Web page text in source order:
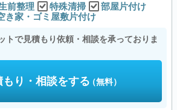
前整理 特殊清掃
部屋片付け
き家・ゴミ屋敷片付け
トで見積もり依頼・相談を承っておりま
もり・相談をする（無料）